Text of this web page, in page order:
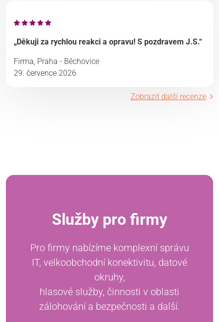
„Děkuji za rychlou reakci a opravu! S pozdravem J.S.“
Firma, Praha - Běchovice
29. července 2026
Zobrazit další recenze
Služby pro firmy
Pro firmy nabízíme komplexní správu
IT, velkoobchodní konektivitu, datové
okruhy,
hlasové služby, činnosti v oblasti
zálohování a bezpečnosti a další.